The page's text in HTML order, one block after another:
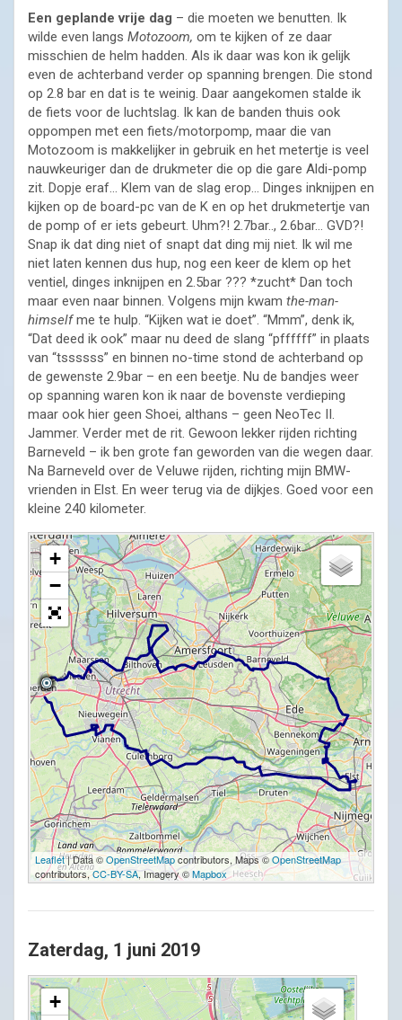
Een geplande vrije dag – die moeten we benutten. Ik
wilde even langs Motozoom, om te kijken of ze daar
misschien de helm hadden. Als ik daar was kon ik gelijk
even de achterband verder op spanning brengen. Die stond
op 2.8 bar en dat is te weinig. Daar aangekomen stalde ik
de fiets voor de luchtslag. Ik kan de banden thuis ook
oppompen met een fiets/motorpomp, maar die van
Motozoom is makkelijker in gebruik en het metertje is veel
nauwkeuriger dan de drukmeter die op die gare Aldi-pomp
zit. Dopje eraf… Klem van de slag erop… Dinges inknijpen en
kijken op de board-pc van de K en op het drukmetertje van
de pomp of er iets gebeurt. Uhm?! 2.7bar.., 2.6bar… GVD?!
Snap ik dat ding niet of snapt dat ding mij niet. Ik wil me
niet laten kennen dus hup, nog een keer de klem op het
ventiel, dinges inknijpen en 2.5bar ??? *zucht* Dan toch
maar even naar binnen. Volgens mijn kwam the-man-
himselfme te hulp. “Kijken wat ie doet”. “Mmm”, denk ik,
“Dat deed ik ook” maar nu deed de slang “pffffff” in plaats
van “tssssss” en binnen no-time stond de achterband op
de gewenste 2.9bar – en een beetje. Nu de bandjes weer
op spanning waren kon ik naar de bovenste verdieping
maar ook hier geen Shoei, althans – geen NeoTec II.
Jammer. Verder met de rit. Gewoon lekker rijden richting
Barneveld – ik ben grote fan geworden van die wegen daar.
Na Barneveld over de Veluwe rijden, richting mijn BMW-
vrienden in Elst. En weer terug via de dijkjes. Goed voor een
kleine 240 kilometer.
+
−
Leaflet| Data ©OpenStreetMapcontributors, Maps ©OpenStreetMap
contributors,CC-BY-SA, Imagery ©Mapbox
Zaterdag, 1 juni 2019
+